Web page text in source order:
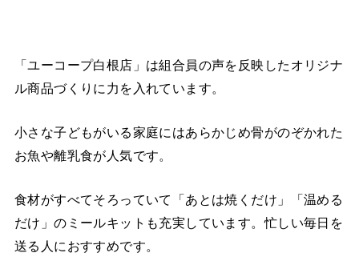
「ユーコープ白根店」は組合員の声を反映したオリジナ
ル商品づくりに力を入れています。
小さな子どもがいる家庭にはあらかじめ骨がのぞかれた
お魚や離乳食が人気です。
食材がすべてそろっていて「あとは焼くだけ」「温める
だけ」のミールキットも充実しています。忙しい毎日を
送る人におすすめです。